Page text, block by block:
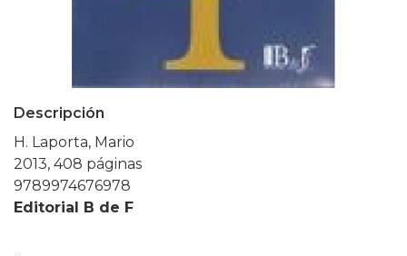
Descripción
H. Laporta, Mario
2013, 408 páginas
9789974676978
Editorial B de F